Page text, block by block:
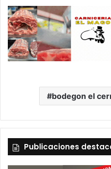
bodegon el
Publicaciones